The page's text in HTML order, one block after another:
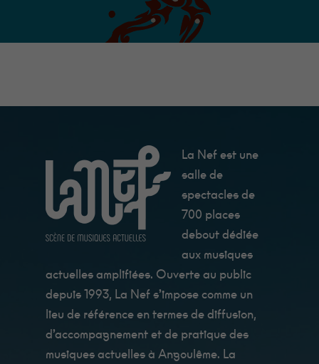
La Nef est une
salle de
spectacles de
700 places
debout dédiée
aux musiques
actuelles amplifiées. Ouverte au public
depuis 1993, La Nef s’impose comme un
lieu de référence en termes de diffusion,
d’accompagnement et de pratique des
musiques actuelles à Angoulême. La